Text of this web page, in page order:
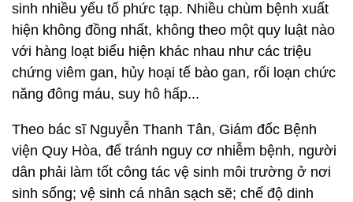
sinh nhiều yếu tố phức tạp. Nhiều chùm bệnh xuất
hiện không đồng nhất, không theo một quy luật nào
với hàng loạt biểu hiện khác nhau như các triệu
chứng viêm gan, hủy hoại tế bào gan, rối loạn chức
năng đông máu, suy hô hấp...
Theo bác sĩ Nguyễn Thanh Tân, Giám đốc Bệnh
viện Quy Hòa, để tránh nguy cơ nhiễm bệnh, người
dân phải làm tốt công tác vệ sinh môi trường ở nơi
sinh sống; vệ sinh cá nhân sạch sẽ; chế độ dinh